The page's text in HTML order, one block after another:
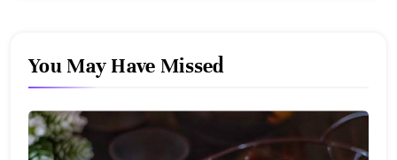
You May Have Missed